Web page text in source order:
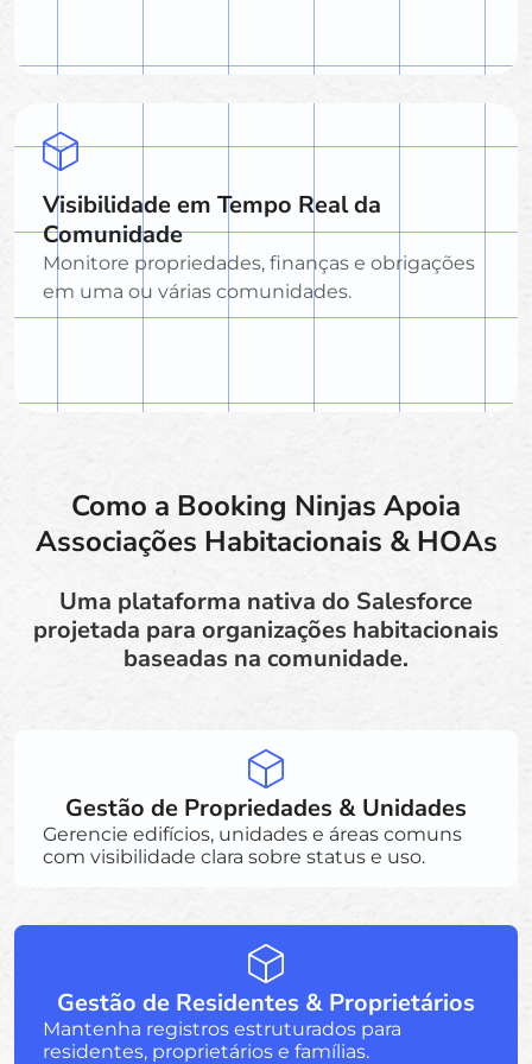
Visibilidade em Tempo Real da
Comunidade
Monitore propriedades, finanças e obrigações
em uma ou várias comunidades.
Como a Booking Ninjas Apoia
Associações Habitacionais & HOAs
Uma plataforma nativa do Salesforce
projetada para organizações habitacionais
baseadas na comunidade.
Gestão de Propriedades & Unidades
Gerencie edifícios, unidades e áreas comuns
com visibilidade clara sobre status e uso.
Gestão de Residentes & Proprietários
Mantenha registros estruturados para
residentes, proprietários e famílias.